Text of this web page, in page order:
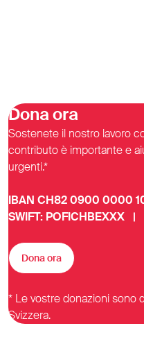
Dona ora
Sostenete il nostro lavoro
contributo è importante e
urgenti.*
IBAN CH82 0900 0000
SWIFT: POFICHBEXXX
Dona ora
* Le vostre donazioni sono
Svizzera.